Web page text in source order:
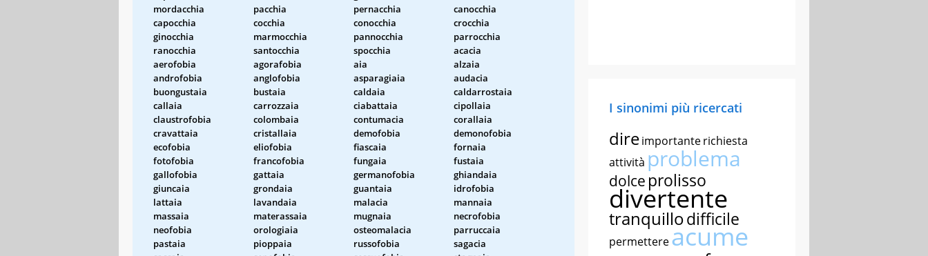
mordacchia
pacchia pernacchia
canocchia
capocchia
cocchia conocchia
crocchia
ginocchia
marmocchia pannocchia
parrocchia
ranocchia
santocchia spocchia
acacia
aerofobia
agorafobia aia
alzaia
androfobia
anglofobia asparagiaia
audacia
buongustaia
bustaia caldaia
caldarrostaia
callaia
carrozzaia ciabattaia
cipollaia
claustrofobia
colombaia contumacia
corallaia
cravattaia
cristallaia demofobia
demonofobia
ecofobia
eliofobia fiascaia
fornaia
fotofobia
francofobia fungaia
fustaia
gallofobia
gattaia germanofobia
ghiandaia
giuncaia
grondaia guantaia
idrofobia
lattaia
lavandaia malacia
mannaia
massaia
materassaia mugnaia
necrofobia
neofobia
orologiaia osteomalacia
parruccaia
pastaia
pioppaia russofobia
sagacia
I sinonimi più ricercati
direimportanterichiesta
attività problema
dolce prolisso
divertente
tranquillodifficile
permettereacume